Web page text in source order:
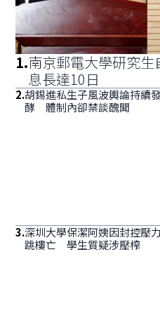
1.南京郵電大學研究
息長達10日
2.胡錫進私生子風波輿論持續
酵 體制內卻禁談醜聞
3.深圳大學保潔阿姨因封控壓力
跳樓亡 學生質疑涉壓榨